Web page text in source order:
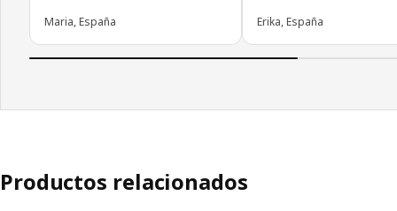
Maria, España Erika, España
Productos relacionados